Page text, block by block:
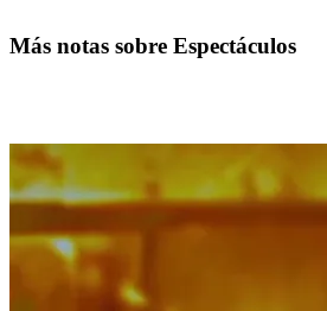
Más notas sobre Espectáculos